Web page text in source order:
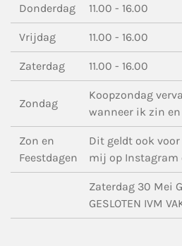
Donderdag 11.00 - 16.00
Vrijdag 11.00 - 16.00
Zaterdag 11.00 - 16.00
Zondag
Koopzondag
wanneer ik zin
Zon en
Feestdagen
Dit geldt ook voor
mij op Instagram
Zaterdag 30 Mei
GESLOTEN IVM